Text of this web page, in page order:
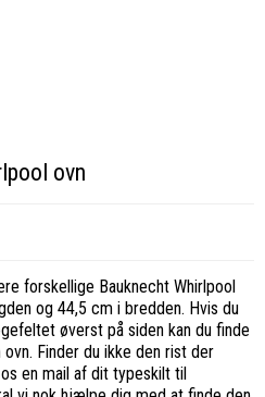
ovn
forskellige Bauknecht Whirlpool
og 44,5 cm i bredden. Hvis du
øverst på siden kan du finde
Finder du ikke den rist der
en mail af dit typeskilt til